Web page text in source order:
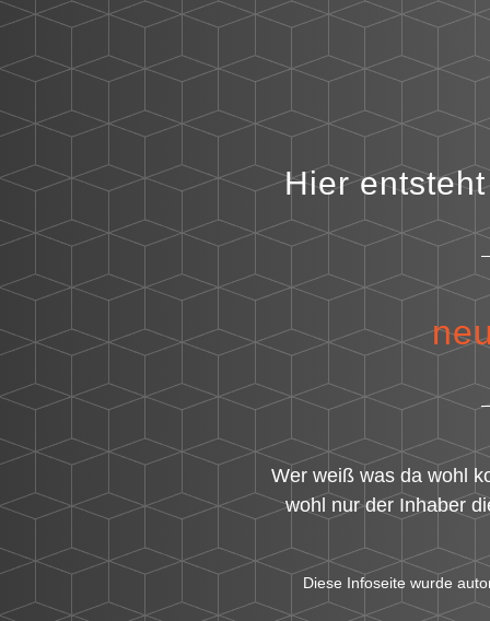
Hier
Wer weiß was da wohl
wohl nur der Inhaber
Diese Infoseite wurde